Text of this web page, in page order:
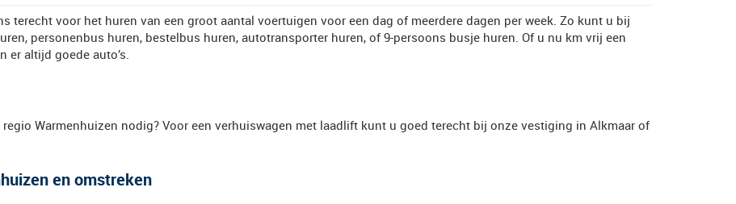
terecht voor het huren van een groot aantal voertuigen voor een dag of meerdere dagen per week. Zo kunt u bij
personenbus huren, bestelbus huren, autotransporter huren, of 9-persoons busje huren. Of u nu km vrij een
er altijd goede auto’s.
Warmenhuizen nodig? Voor een verhuiswagen met laadlift kunt u goed terecht bij onze vestiging in Alkmaar of
en omstreken